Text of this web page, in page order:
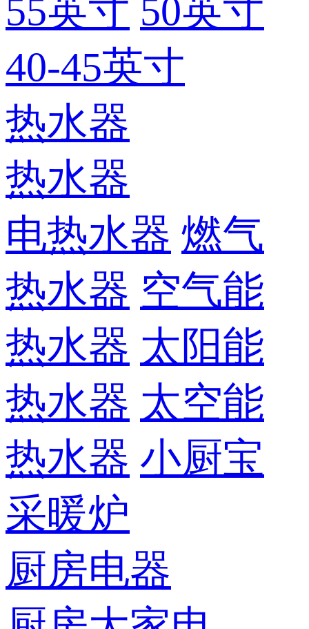
55英寸 50英寸
40-45英寸
热水器
热水器
电热水器 燃气
热水器 空气能
热水器 太阳能
热水器 太空能
热水器 小厨宝
采暖炉
厨房电器